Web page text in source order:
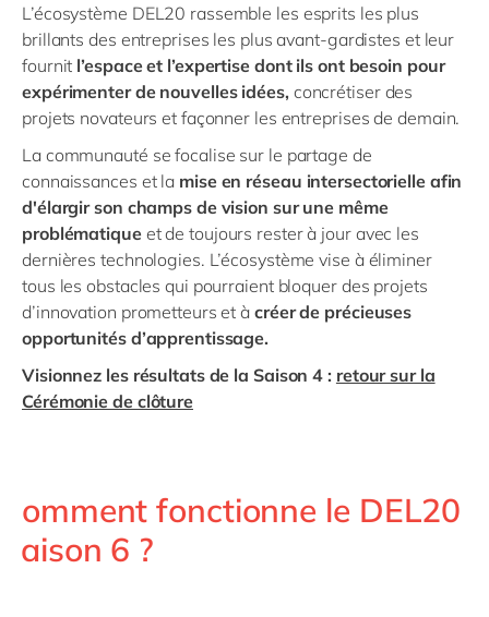
L’écosystème DEL20 rassemble les esprits les plus
brillants des entreprises les plus avant-gardistes et leur
fournit l’espace et l’expertise dont ils ont besoin pour
expérimenter de nouvelles idées, concrétiser des
projets novateurs et façonner les entreprises de demain.
La communauté se focalise sur le partage de
connaissances et la mise en réseau intersectorielle afin
d'élargir son champs de vision sur une même
problématique et de toujours rester à jour avec les
dernières technologies. L’écosystème vise à éliminer
tous les obstacles qui pourraient bloquer des projets
d’innovation prometteurs et à créer de précieuses
opportunités d’apprentissage.
Visionnez les résultats de la Saison 4 : retour sur la
Cérémonie de clôture
Comment fonctionne le DEL20
Saison 6 ?